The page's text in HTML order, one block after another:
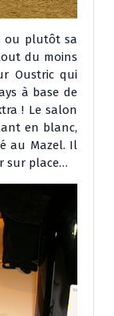
ou plutôt sa
du moins
Oustric qui
à base de
! Le salon
en blanc,
au Mazel. Il
sur place…